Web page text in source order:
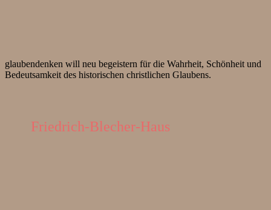
glaubendenken will neu begeistern für die Wahrheit, Schönheit und
Bedeutsamkeit des historischen christlichen Glaubens.
Friedrich-Blecher-Haus